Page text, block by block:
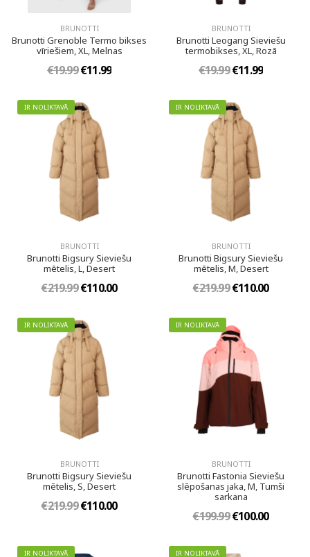
BRUNOTTI
Brunotti Grenoble Termo bikses
vīriešiem, XL, Melnas
€19.99€11.99
BRUNOTTI
Brunotti Leogang Sieviešu
termobikses, XL, Rozā
€19.99€11.99
IR NOLIKTAVĀ
BRUNOTTI
Brunotti Bigsury Sieviešu
mētelis, L, Desert
€219.99€110.00
IR NOLIKTAVĀ
BRUNOTTI
Brunotti Bigsury Sieviešu
mētelis, M, Desert
€219.99€110.00
IR NOLIKTAVĀ
BRUNOTTI
Brunotti Bigsury Sieviešu
mētelis, S, Desert
€219.99€110.00
IR NOLIKTAVĀ
BRUNOTTI
Brunotti Fastonia Sieviešu
slēpošanas jaka, M, Tumši
sarkana
€199.99€100.00
IR NOLIKTAVĀ IR NOLIKTAVĀ